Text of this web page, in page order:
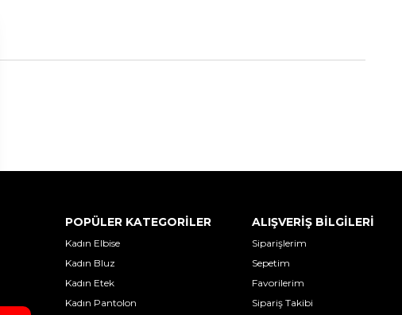
POPÜLER KATEGORİLER
Kadın Elbise
Kadın Bluz
Kadın Etek
Kadın Pantolon
ALIŞVERİŞ BİLGİLERİ
Siparişlerim
Sepetim
Favorilerim
Sipariş Takibi